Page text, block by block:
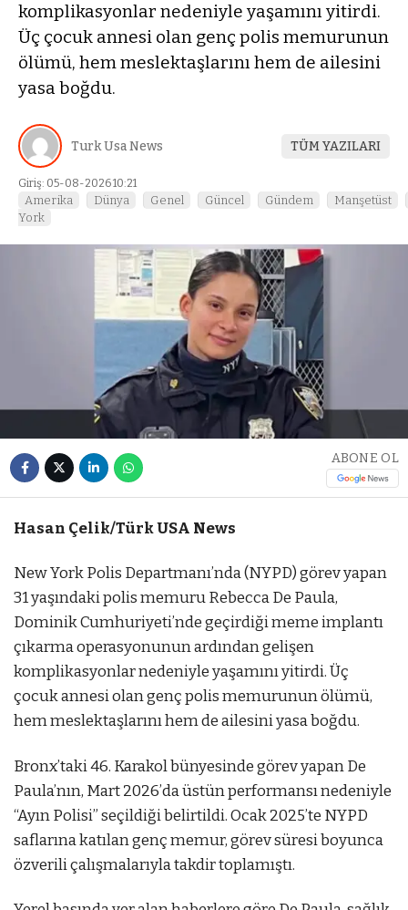
komplikasyonlar nedeniyle yaşamını yitirdi.
Üç çocuk annesi olan genç polis memurunun
ölümü, hem meslektaşlarını hem de ailesini
yasa boğdu.
Turk Usa News TÜM YAZILARI
Giriş: 05-08-2026 10:21
Amerika Dünya Genel Güncel Gündem
Manşetüst
York
ABONE OL
Hasan Çelik/Türk USA News
New York Polis Departmanı’nda (NYPD) görev yapan
31 yaşındaki polis memuru Rebecca De Paula,
Dominik Cumhuriyeti’nde geçirdiği meme implantı
çıkarma operasyonunun ardından gelişen
komplikasyonlar nedeniyle yaşamını yitirdi. Üç
çocuk annesi olan genç polis memurunun ölümü,
hem meslektaşlarını hem de ailesini yasa boğdu.
Bronx’taki 46. Karakol bünyesinde görev yapan De
Paula’nın, Mart 2026’da üstün performansı nedeniyle
“Ayın Polisi” seçildiği belirtildi. Ocak 2025’te NYPD
saflarına katılan genç memur, görev süresi boyunca
özverili çalışmalarıyla takdir toplamıştı.